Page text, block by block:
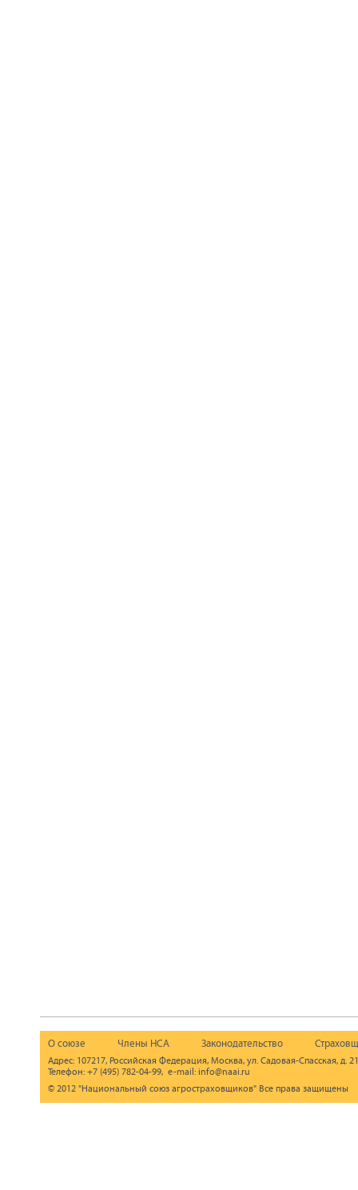
О союзе Члены НСА Законодательство
Адрес: 107217, Российская Федерация, Москва, ул. Садовая-Спасская, д.
Телефон: +7 (495) 782-04-99, e-mail: info@naai.ru
© 2012 "Национальный союз агростраховщиков" Все права защищены